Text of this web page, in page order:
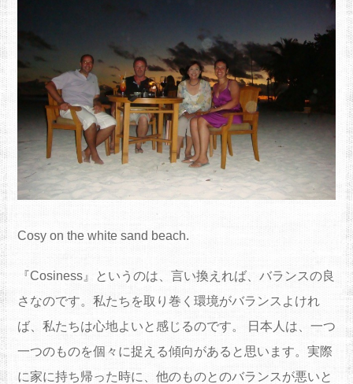
Cosy on the white sand beach.
『Cosiness』というのは、言い換えれば、バランスの良
さなのです。私たちを取り巻く環境がバランスよけれ
ば、私たちは心地よいと感じるのです。 日本人は、一つ
一つのものを個々に捉える傾向があると思います。実際
に家に持ち帰った時に、他のものとのバランスが悪いと